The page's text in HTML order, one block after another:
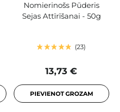
Nomierinošs Pūderis
Sejas Attīrīšanai - 50g
23
13,73 €
PIEVIENOT GROZAM